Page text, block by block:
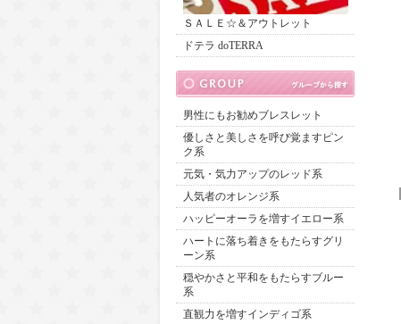
ＳＡＬＥ☆＆アウトレット
ドテラ doTERRA
男性にもお勧めブレスレット
優しさと美しさを呼び覚ますピン
ク系
元気・気力アップのレッド系
人気者のオレンジ系
ハッピーオーラを増すイエロー系
ハートに落ち着きをもたらすグリ
ーン系
穏やかさと平和をもたらすブルー
系
直観力を増すインディゴ系